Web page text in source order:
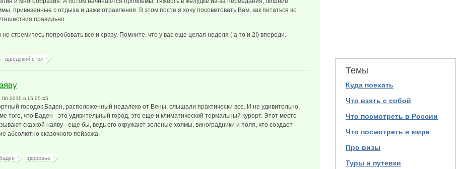
привезенные с отдыха и даже отравления. В этом посте я хочу посоветовать Вам, как питаться во
правильно.
стремитесь попробовать все и сразу. Помните, что у вас еще целая неделя ( а то и 2!) впереди.
щведский стол
в 15:05:45
городок Баден, расположенный недалеко от Вены, слышали практически все. И не удивительно,
того, что Баден - это удивительный город, это еще и климатический термальный курорт. Этот место
сказкой наяву - еще бы, ведь его окружают зеленые холмы, виноградники и поля, что создает
абсолютно сказочного пейзажа.
Баден здоровье
Темы
Куда поехать
Что взять с собой
Что посмотреть в России
Что посмотреть в мире
Про визы
Туры и путевки